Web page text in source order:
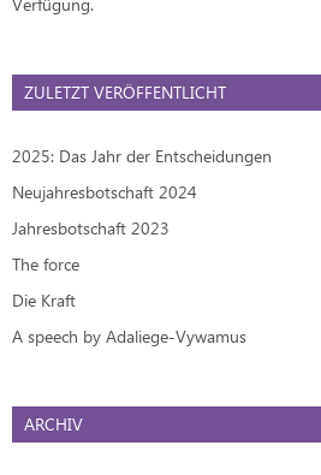
ZULETZT VERÖFFENTLICHT
2025: Das Jahr der Entscheidungen
Neujahresbotschaft 2024
Jahresbotschaft 2023
The force
Die Kraft
A speech by Adaliege-Vywamus
ARCHIV